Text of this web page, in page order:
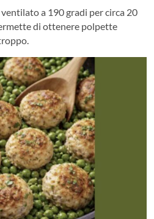
a 190 gradi per circa 20
di ottenere polpette